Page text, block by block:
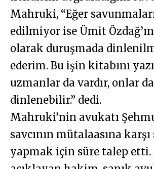
Mahruki, “Eğer
edilmiyor ise Ümit
olarak duruşmada
ederim. Bu işin kitabını
uzmanlar da vardır, onlar da
dinlenebilir.” dedi.
Mahruki’nin avukatı
savcının mütalaasına
yapmak için süre talep etti.